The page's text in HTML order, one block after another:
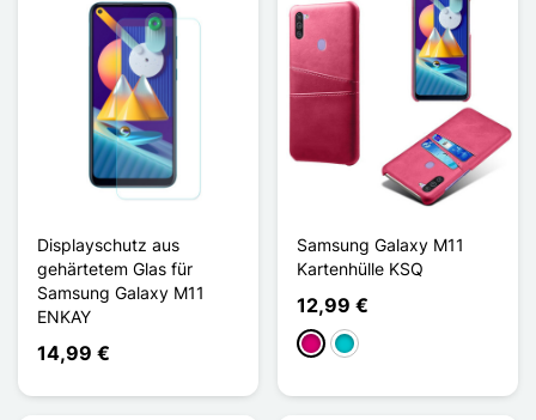
Displayschutz aus
gehärtetem Glas für
Samsung Galaxy M11
ENKAY
14,99 €
Samsung Galaxy M11
Kartenhülle KSQ
12,99 €
Magenta
Türkis